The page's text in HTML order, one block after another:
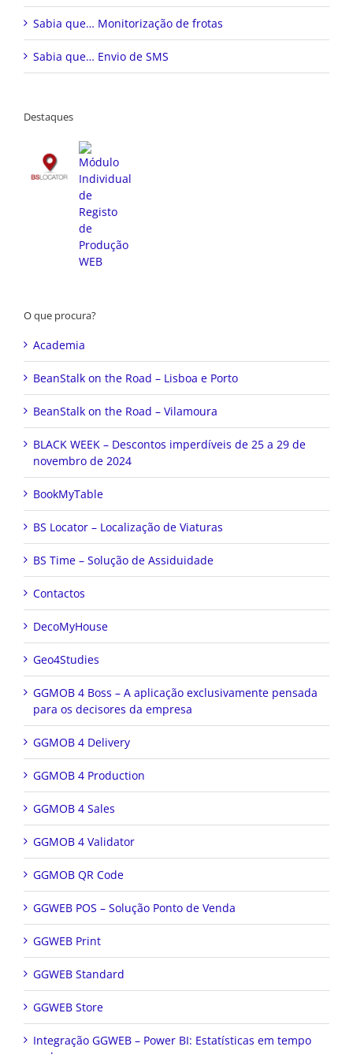
Sabia que… Monitorização de frotas
Sabia que… Envio de SMS
Destaques
O que procura?
Academia
BeanStalk on the Road – Lisboa e Porto
BeanStalk on the Road – Vilamoura
BLACK WEEK – Descontos imperdíveis de 25 a 29 de
novembro de 2024
BookMyTable
BS Locator – Localização de Viaturas
BS Time – Solução de Assiduidade
Contactos
DecoMyHouse
Geo4Studies
GGMOB 4 Boss – A aplicação exclusivamente pensada
para os decisores da empresa
GGMOB 4 Delivery
GGMOB 4 Production
GGMOB 4 Sales
GGMOB 4 Validator
GGMOB QR Code
GGWEB POS – Solução Ponto de Venda
GGWEB Print
GGWEB Standard
GGWEB Store
Integração GGWEB – Power BI: Estatísticas em tempo